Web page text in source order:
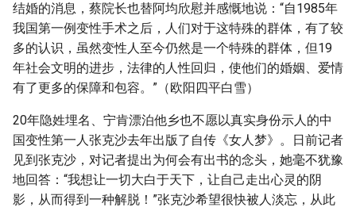
结婚的消息，蔡院长也替阿均欣慰并感慨地说：“自1985年
我国第一例变性手术之后，人们对于这特殊的群体，有了较
多的认识，虽然变性人至今仍然是一个特殊的群体，但19
年社会文明的进步，法律的人性回归，使他们的婚姻、爱情
有了更多的保障和包容。”（欧阳四平白雪）
20年隐姓埋名、宁肯漂泊他乡也不愿以真实身份示人的中
国变性第一人张克沙去年出版了自传《女人梦》。日前记者
见到张克沙，对记者提出为何会有出书的念头，她毫不犹豫
地回答：“我想让一切大白于天下，让自己走出心灵的阴
影，从而得到一种解脱！”张克沙希望很快被人淡忘，从此